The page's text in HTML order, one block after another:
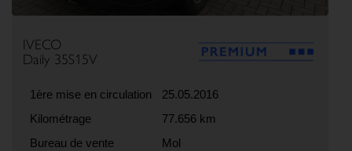
IVECO
Daily 35S15V
1ère mise en circulation
25.05.2016
Kilométrage
77.656 km
Bureau de vente
Mol